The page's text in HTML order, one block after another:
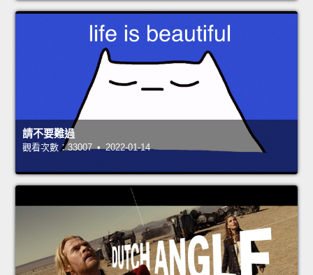
請不要難過
觀看次數：33007 • 2022-01-14